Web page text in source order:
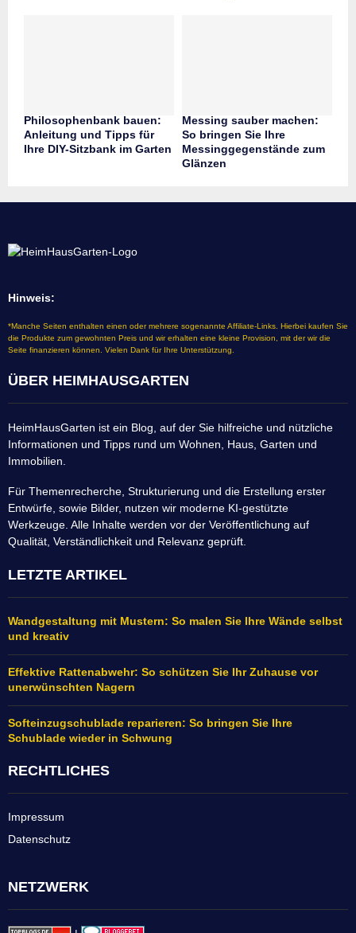
Philosophenbank bauen:
Anleitung und Tipps für
Ihre DIY-Sitzbank im Garten
Messing sauber machen:
So bringen Sie Ihre
Messinggegenstände zum
Glänzen
Hinweis:
*Manche Seiten enthalten einen oder mehrere sogenannte Affiliate-Links. Hierbei kaufen Sie
die Produkte zum gewohnten Preis und wir erhalten eine kleine Provision, mit der wir die
Seite finanzieren können. Vielen Dank für Ihre Unterstützung.
ÜBER HEIMHAUSGARTEN
HeimHausGarten ist ein Blog, auf der Sie hilfreiche und nützliche
Informationen und Tipps rund um Wohnen, Haus, Garten und
Immobilien.
Für Themenrecherche, Strukturierung und die Erstellung erster
Entwürfe, sowie Bilder, nutzen wir moderne KI-gestützte
Werkzeuge. Alle Inhalte werden vor der Veröffentlichung auf
Qualität, Verständlichkeit und Relevanz geprüft.
LETZTE ARTIKEL
Wandgestaltung mit Mustern: So malen Sie Ihre Wände selbst
und kreativ
Effektive Rattenabwehr: So schützen Sie Ihr Zuhause vor
unerwünschten Nagern
Softeinzugschublade reparieren: So bringen Sie Ihre
Schublade wieder in Schwung
RECHTLICHES
Impressum
Datenschutz
NETZWERK